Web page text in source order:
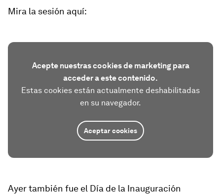
Mira la sesión aquí:
Acepte nuestras cookies de marketing para
acceder a este contenido.
Estas cookies están actualmente deshabilitadas
en su navegador.
Aceptar cookies
Ayer también fue el Día de la Inauguración